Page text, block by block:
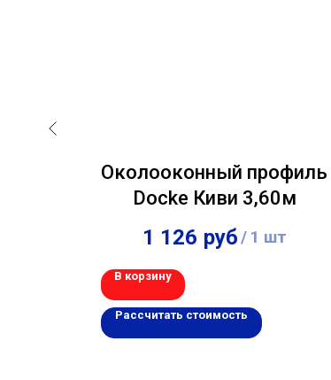
Околооконный профиль
Docke Киви 3,60м
1 126 руб/ 1 шт
В корзину
Рассчитать стоимость